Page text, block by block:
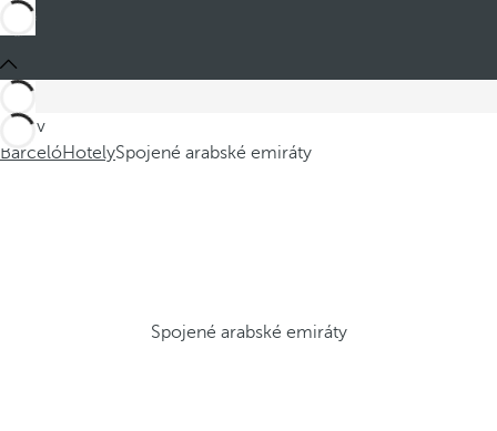
Jste v
BarcelóHotelySpojené arabské emiráty
Spojené arabské emiráty